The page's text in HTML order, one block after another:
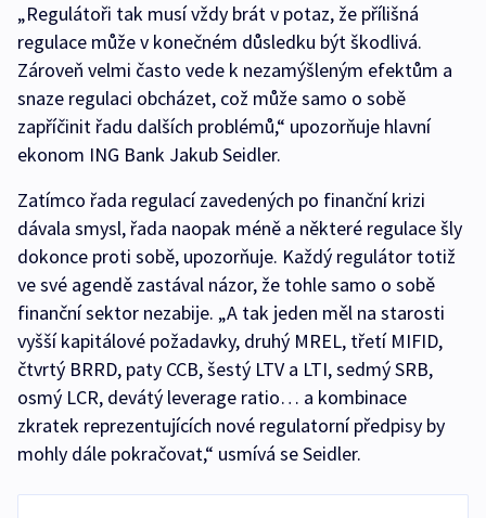
„Regulátoři tak musí vždy brát v potaz, že přílišná
regulace může v konečném důsledku být škodlivá.
Zároveň velmi často vede k nezamýšleným efektům a
snaze regulaci obcházet, což může samo o sobě
zapříčinit řadu dalších problémů,“ upozorňuje hlavní
ekonom ING Bank Jakub Seidler.
Zatímco řada regulací zavedených po finanční krizi
dávala smysl, řada naopak méně a některé regulace šly
dokonce proti sobě, upozorňuje. Každý regulátor totiž
ve své agendě zastával názor, že tohle samo o sobě
finanční sektor nezabije. „A tak jeden měl na starosti
vyšší kapitálové požadavky, druhý MREL, třetí MIFID,
čtvrtý BRRD, paty CCB, šestý LTV a LTI, sedmý SRB,
osmý LCR, devátý leverage ratio… a kombinace
zkratek reprezentujících nové regulatorní předpisy by
mohly dále pokračovat,“ usmívá se Seidler.